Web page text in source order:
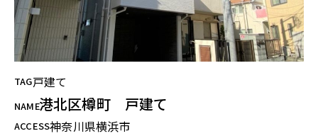
TAG戸建て
NAME港北区樽町 戸建て
ACCESS神奈川県横浜市